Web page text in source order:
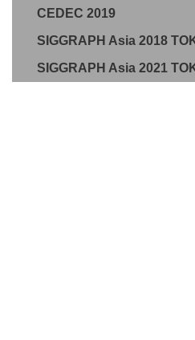
CEDEC 2019
SIGGRAPH Asia 2018
SIGGRAPH Asia 2021